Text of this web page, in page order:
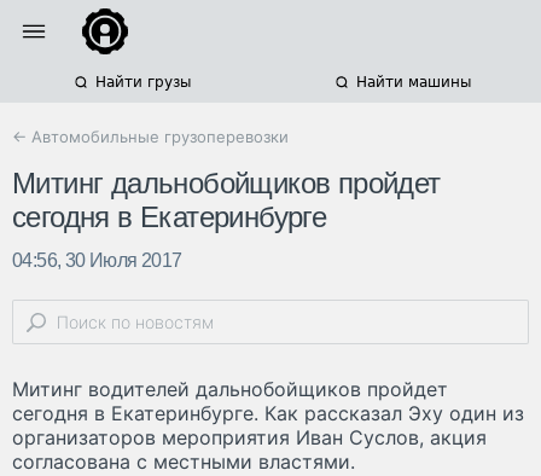
Найти грузы Найти машины
← Автомобильные грузоперевозки
Митинг дальнобойщиков пройдет
сегодня в Екатеринбурге
04:56, 30 Июля 2017
Митинг водителей дальнобойщиков пройдет
сегодня в Екатеринбурге. Как рассказал Эху один из
организаторов мероприятия Иван Суслов, акция
согласована с местными властями.